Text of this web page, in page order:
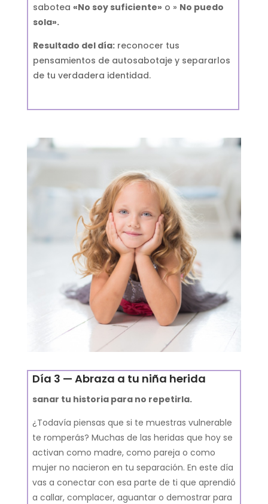
sabotea «No soy suficiente» o » No puedo
sola».
Resultado del día:reconocer tus
pensamientos de autosabotaje y separarlos
de tu verdadera identidad.
Día 3 — Abraza a tu niña herida
sanar tu historia para no repetirla.
¿Todavía piensas que si te muestras vulnerable
te romperás? Muchas de las heridas que hoy se
activan como madre, como pareja o como
mujer no nacieron en tu separación. En este día
vas a conectar con esa parte de ti que aprendió
a callar, complacer, aguantar o demostrar para